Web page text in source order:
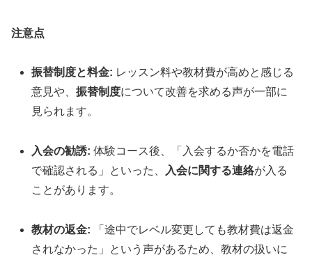
注意点
振替制度と料金: レッスン料や教材費が高めと感じる
意見や、振替制度について改善を求める声が一部に
見られます。
入会の勧誘: 体験コース後、「入会するか否かを電話
で確認される」といった、
入会に関する連絡が入る
ことがあります。
教材の返金: 「途中でレベル変更しても教材費は返金
されなかった」という声があるため、教材の扱いに